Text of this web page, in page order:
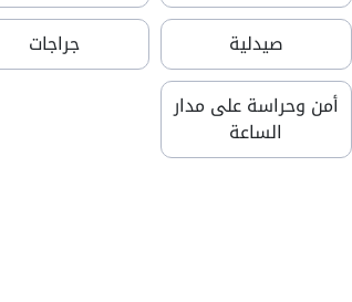
صيدلية جراجات
أمن وحراسة على مدار
الساعة